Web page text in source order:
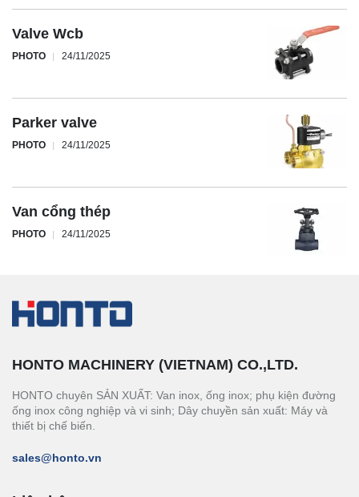
Valve Wcb
PHOTO 24/11/2025
Parker valve
PHOTO 24/11/2025
Van cổng thép
PHOTO 24/11/2025
HONTO MACHINERY (VIETNAM) CO.,LTD.
HONTO chuyên SẢN XUẤT: Van inox, ống inox; phụ kiện đường
ống inox công nghiệp và vi sinh; Dây chuyền sản xuất: Máy và
thiết bị chế biến.
sales@honto.vn